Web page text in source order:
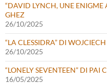
“DAVID LYNCH, UNE ENIGME
GHEZ
26/10/2025
“LA CLESSIDRA” DI
26/10/2025
“LONELY SEVENTEEN” DI PAI
16/05/2025